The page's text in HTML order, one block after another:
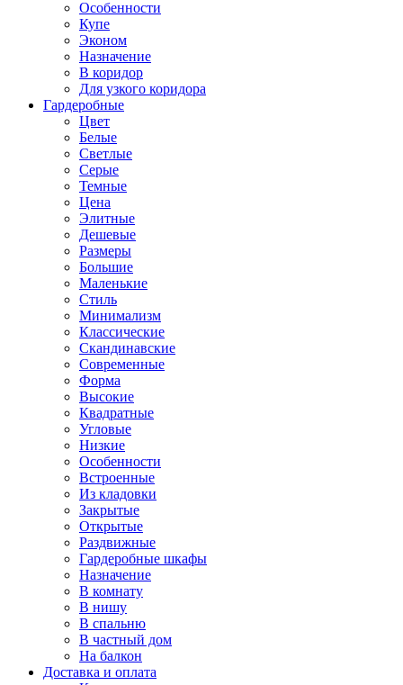
Особенности
Купе
Эконом
Назначение
В коридор
Для узкого коридора
Гардеробные
Цвет
Белые
Светлые
Серые
Темные
Цена
Элитные
Дешевые
Размеры
Большие
Маленькие
Стиль
Минимализм
Классические
Скандинавские
Современные
Форма
Высокие
Квадратные
Угловые
Низкие
Особенности
Встроенные
Из кладовки
Закрытые
Открытые
Раздвижные
Гардеробные шкафы
Назначение
В комнату
В нишу
В спальню
В частный дом
На балкон
Доставка и оплата